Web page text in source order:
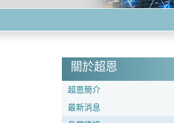
關於超恩
超恩簡介
最新消息